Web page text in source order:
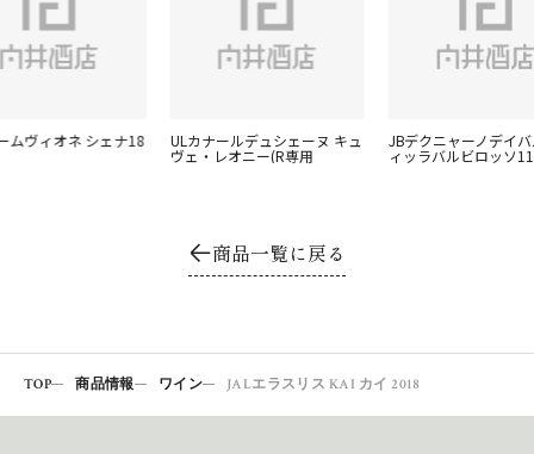
ムヴィオネ シェナ18 ULカナールデュシェーヌ キュ
ヴェ・レオニー(R専用
JBデクニャーノデイ
ィッラバルビロッソ11
商品一覧に戻る
TOP 商品情報 ワイン JALエラスリス KAI カイ 2018